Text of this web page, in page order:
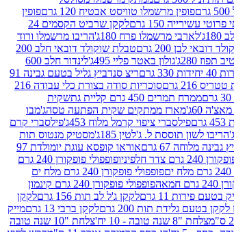
פופין מרשמלו טוויסט אבטיח 120 גרם
פופין
עשירייה 150 גרם
לקקן שרביט הקסמים 24
לארבי מרשמלו פרח 180ג'
הריבו מרשמלו ורוד
דובאי לבן 200 גרם
טבלת שוקולד דובאי חלב 200
תפוז 280ג' גולון באטר פליי 495ג'
לינדור חלב 600
גרם
ריצ סנדביץ גליל בטעם גבינה 91
216 גרם
סוכריות סודה בצורת כלי עבודה 216
ממרח תמרים 450 גרם קליית גת
שקית
60ג' מארז ממתקים שקית הפתעה טסהג'מבו
פילסברי ציפוי קרמל מלוח 453ג'
פילסברי קרם
הריבו לשון תוססת ל. ג'לטין 185ג'
מסטיק מנטוס תות
מלוחה 67 גרם
אוראו קופסא עוגת יומולדת 97
צדר חלפיניו
פופפולי פופקורן 240 גרם
פופפולי פופקורן 240 גרם מלח ים
חמאה
פופפולי פופקורן 240 גרם קינמון
פירות 11 גרם לקקן ג'ל לב תות 156 גרם
לקקן
בטעם גלידת תות 200 גרם לקקן ברבי 13 גרם
מייק
צלחת "8 שנה טובה - 10 יח'
צלחת "10 שנה טובה